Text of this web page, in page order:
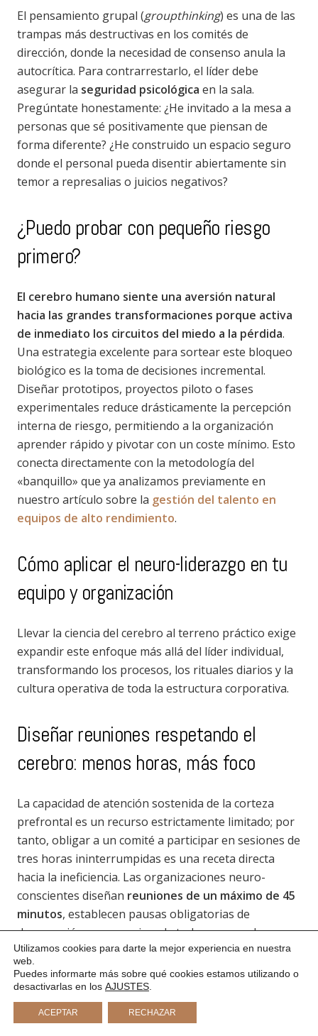
El pensamiento grupal (groupthinking) es una de las
trampas más destructivas en los comités de
dirección, donde la necesidad de consenso anula la
autocrítica. Para contrarrestarlo, el líder debe
asegurar la seguridad psicológica en la sala.
Pregúntate honestamente: ¿He invitado a la mesa a
personas que sé positivamente que piensan de
forma diferente? ¿He construido un espacio seguro
donde el personal pueda disentir abiertamente sin
temor a represalias o juicios negativos?
¿Puedo probar con pequeño riesgo
primero?
El cerebro humano siente una aversión natural
hacia las grandes transformaciones porque activa
de inmediato los circuitos del miedo a la pérdida.
Una estrategia excelente para sortear este bloqueo
biológico es la toma de decisiones incremental.
Diseñar prototipos, proyectos piloto o fases
experimentales reduce drásticamente la percepción
interna de riesgo, permitiendo a la organización
aprender rápido y pivotar con un coste mínimo. Esto
conecta directamente con la metodología del
«banquillo» que ya analizamos previamente en
nuestro artículo sobre la gestión del talento en
equipos de alto rendimiento.
Cómo aplicar el neuro-liderazgo en tu
equipo y organización
Llevar la ciencia del cerebro al terreno práctico exige
expandir este enfoque más allá del líder individual,
transformando los procesos, los rituales diarios y la
cultura operativa de toda la estructura corporativa.
Diseñar reuniones respetando el
cerebro: menos horas, más foco
La capacidad de atención sostenida de la corteza
prefrontal es un recurso estrictamente limitado; por
tanto, obligar a un comité a participar en sesiones de
tres horas ininterrumpidas es una receta directa
hacia la ineficiencia. Las organizaciones neuro-
conscientes diseñan reuniones de un máximo de 45
minutos, establecen pausas obligatorias de
desconexión y, por encima de todo, separan los
procesos cognitivos: la fase de ideación creativa
requiere circuitos neuronales completamente
distintos a la fase de evaluación de costes, por lo que
jamás deben mezclarse en el mismo espacio de
trabajo.
Utilizamos cookies para darte la mejor experiencia en nuestra
web.
Puedes informarte más sobre qué cookies estamos utilizando o
desactivarlas en los AJUSTES
ACEPTAR RECHAZAR